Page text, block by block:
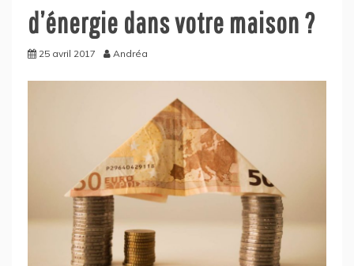
d’énergie dans votre maison ?
25 avril 2017 Andréa